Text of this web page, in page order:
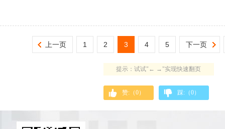
上一页 1 2 3 4 5 下一页
提示：试试"← →"实现快速翻页
赞:（0） 踩:（0）